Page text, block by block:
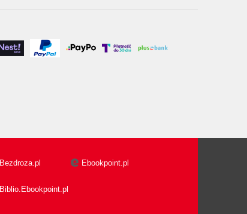
Bezdroza.pl Ebookpoint.pl
Biblio.Ebookpoint.pl